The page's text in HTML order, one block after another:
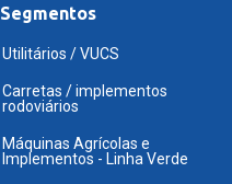
Segmentos
Utilitários / VUCS
Carretas / implementos
rodoviários
Máquinas Agrícolas e
Implementos - Linha Verde